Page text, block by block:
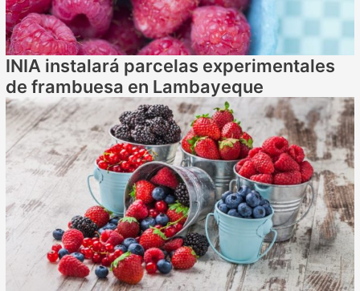
INIA instalará parcelas experimentales
de frambuesa en Lambayeque